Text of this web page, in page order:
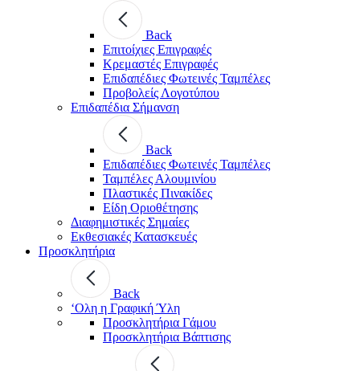
Back
Επιτοίχιες Επιγραφές
Κρεμαστές Επιγραφές
Επιδαπέδιες Φωτεινές Ταμπέλες
Προβολείς Λογοτύπου
Επιδαπέδια Σήμανση
Back
Επιδαπέδιες Φωτεινές Ταμπέλες
Ταμπέλες Αλουμινίου
Πλαστικές Πινακίδες
Είδη Οριοθέτησης
Διαφημιστικές Σημαίες
Εκθεσιακές Κατασκευές
Προσκλητήρια
Back
‘Ολη η Γραφική Ύλη
Προσκλητήρια Γάμου
Προσκλητήρια Βάπτισης